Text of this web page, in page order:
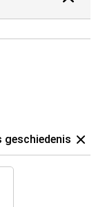
geschiedenis